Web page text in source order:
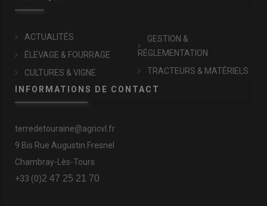
ACTUALITÉS
ÉLEVAGE & FOURRAGE
CULTURES & VIGNE
GESTION &
RÉGLEMENTATION
TRACTEURS & MATÉRIELS
INFORMATIONS DE CONTACT
terredetouraine@agricvl.fr
9 Bis Rue Augustin Fresnel
Chambray-Lès-Tours
+33 (0)2 47 25 21 70